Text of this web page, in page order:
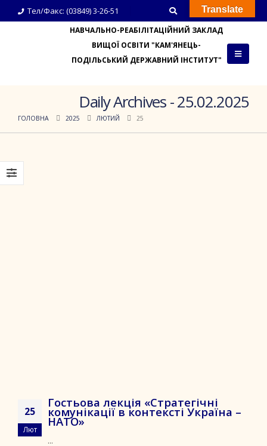
Тел/Факс: (03849) 3-26-51
НАВЧАЛЬНО-РЕАБІЛІТАЦІЙНИЙ ЗАКЛАД
ВИЩОЇ ОСВІТИ "КАМ'ЯНЕЦЬ-
ПОДІЛЬСЬКИЙ ДЕРЖАВНИЙ ІНСТИТУТ"
Daily Archives - 25.02.2025
ГОЛОВНА 2025 ЛЮТИЙ 25
25
Лют
Гостьова лекція «Стратегічні
комунікації в контексті Україна –
НАТО»
...
Translate